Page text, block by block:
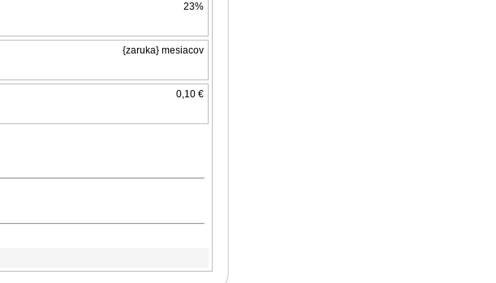
23%
{zaruka} mesiacov
0,10 €